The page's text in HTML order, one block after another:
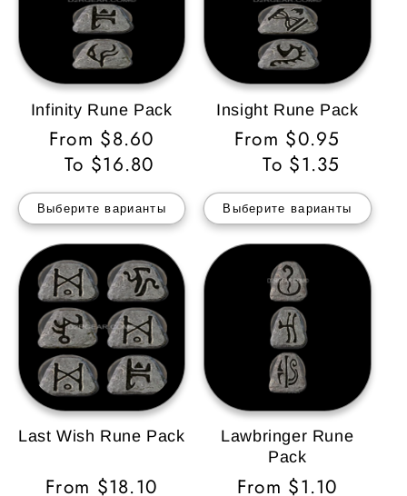
Infinity Rune Pack
Обычная
цена
From $8.60
To $16.80
Выберите варианты
Insight Rune Pack
Обычная
цена
From $0.95
To $1.35
Выберите варианты
Last Wish Rune Pack
Обычная
From $18.10
Lawbringer Rune
Pack
Обычная
From $1.10